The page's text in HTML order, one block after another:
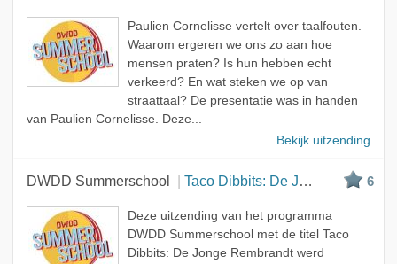
Paulien Cornelisse vertelt over taalfouten.
Waarom ergeren we ons zo aan hoe
mensen praten? Is hun hebben echt
verkeerd? En wat steken we op van
straattaal? De presentatie was in handen
van Paulien Cornelisse. Deze...
Bekijk uitzending
DWDD Summerschool Taco Dibbits: De Jonge Rembrandt 6
Deze uitzending van het programma
DWDD Summerschool met de titel Taco
Dibbits: De Jonge Rembrandt werd